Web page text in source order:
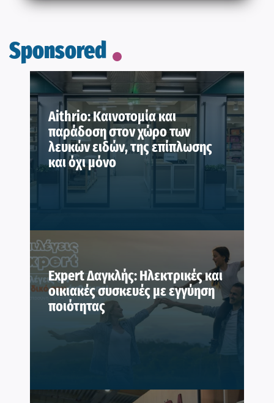
Sponsored
Aithrio: Καινοτομία και
παράδοση στον χώρο των
λευκών ειδών, της επίπλωσης
και όχι μόνο
Expert Δαγκλής: Ηλεκτρικές και
οικιακές συσκευές με εγγύηση
ποιότητας